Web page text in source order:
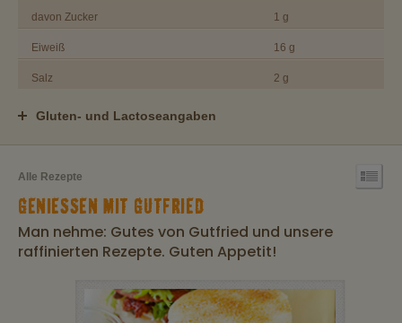
davon Zucker 1 g
Eiweiß 16 g
Salz 2 g
Gluten- und Lactoseangaben
Alle Rezepte
GENIESSEN MIT GUTFRIED
Man nehme: Gutes von Gutfried und unsere
raffinierten Rezepte. Guten Appetit!